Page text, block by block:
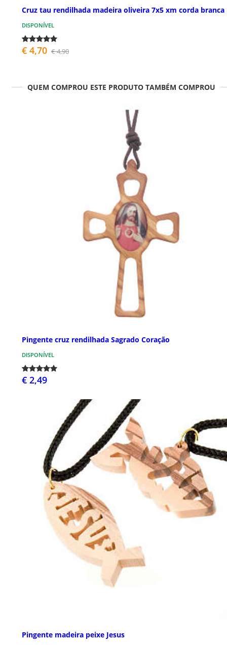
Cruz tau rendilhada madeira oliveira 7x5 xm corda branca
DISPONÍVEL
€ 4,70 € 4,90
QUEM COMPROU ESTE PRODUTO TAMBÉM COMPROU
Pingente cruz rendilhada Sagrado Coração
DISPONÍVEL
€ 2,49
Pingente madeira peixe Jesus